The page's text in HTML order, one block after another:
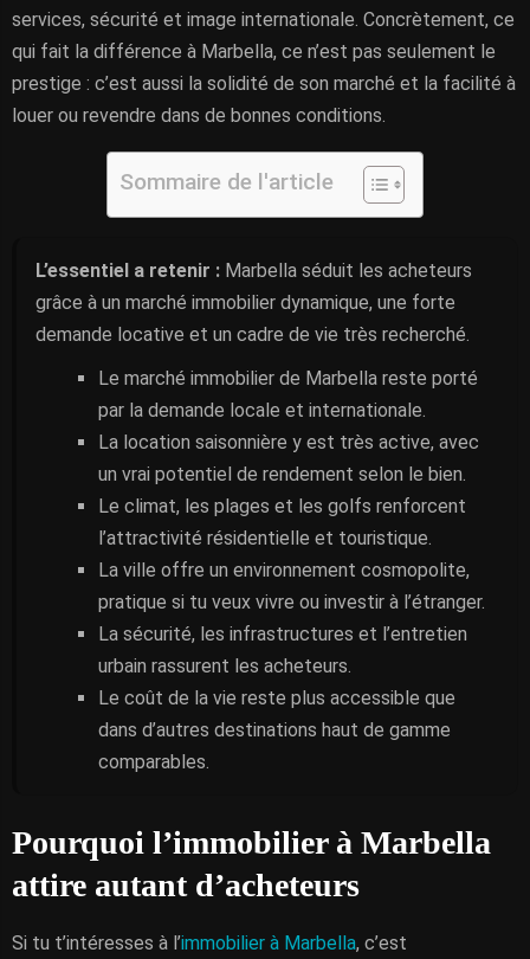
services, sécurité et image internationale. Concrètement, ce
qui fait la différence à Marbella, ce n’est pas seulement le
prestige : c’est aussi la solidité de son marché et la facilité à
louer ou revendre dans de bonnes conditions.
Sommaire de l'article
L’essentiel a retenir : Marbella séduit les acheteurs
grâce à un marché immobilier dynamique, une forte
demande locative et un cadre de vie très recherché.
Le marché immobilier de Marbella reste porté
par la demande locale et internationale.
La location saisonnière y est très active, avec
un vrai potentiel de rendement selon le bien.
Le climat, les plages et les golfs renforcent
l’attractivité résidentielle et touristique.
La ville offre un environnement cosmopolite,
pratique si tu veux vivre ou investir à l’étranger.
La sécurité, les infrastructures et l’entretien
urbain rassurent les acheteurs.
Le coût de la vie reste plus accessible que
dans d’autres destinations haut de gamme
comparables.
Pourquoi l’immobilier à Marbella
attire autant d’acheteurs
Si tu t’intéresses à l’immobilier à Marbella, c’est